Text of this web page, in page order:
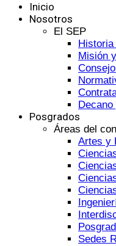
Inicio
Nosotros
El SEP
Misión
Posgrados
Áreas del
Artes y
Sedes